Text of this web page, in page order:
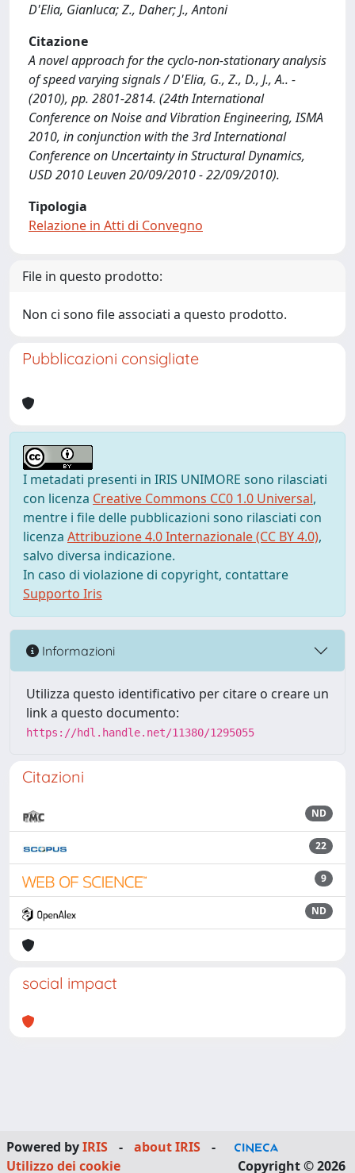
D'Elia, Gianluca; Z., Daher; J., Antoni
Citazione
A novel approach for the cyclo-non-stationary analysis
of speed varying signals / D'Elia, G., Z., D., J., A.. -
(2010), pp. 2801-2814. (24th International
Conference on Noise and Vibration Engineering, ISMA
2010, in conjunction with the 3rd International
Conference on Uncertainty in Structural Dynamics,
USD 2010 Leuven 20/09/2010 - 22/09/2010).
Tipologia
Relazione in Atti di Convegno
File in questo prodotto:
Non ci sono file associati a questo prodotto.
Pubblicazioni consigliate
I metadati presenti in IRIS UNIMORE sono rilasciati
con licenza Creative Commons CC0 1.0 Universal,
mentre i file delle pubblicazioni sono rilasciati con
licenza Attribuzione 4.0 Internazionale (CC BY 4.0),
salvo diversa indicazione.
In caso di violazione di copyright, contattare
Supporto Iris
Informazioni
Utilizza questo identificativo per citare o creare un
link a questo documento:
https://hdl.handle.net/11380/1295055
Citazioni
ND
22
9
ND
social impact
Powered byIRIS - about IRIS
-
Utilizzo dei cookie
Copyright © 2026